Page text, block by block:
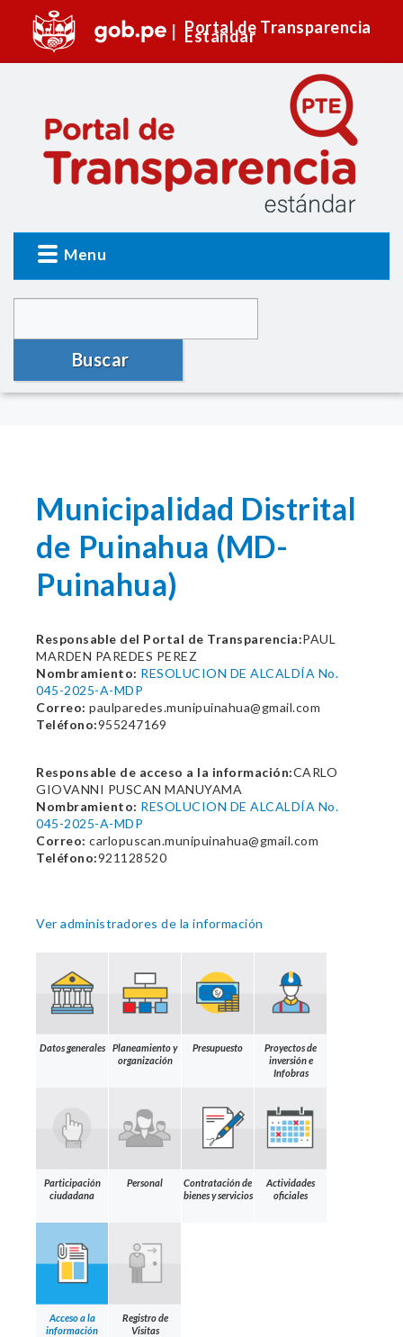
Portal de Transparencia
Estándar
Menu
Buscar
Municipalidad Distrital
de Puinahua (MD-
Puinahua)
Responsable del Portal de Transparencia:PAUL
MARDEN PAREDES PEREZ
Nombramiento: RESOLUCION DE ALCALDÍA No.
045-2025-A-MDP
Correo: paulparedes.munipuinahua@gmail.com
Teléfono:955247169
Responsable de acceso a la información:CARLO
GIOVANNI PUSCAN MANUYAMA
Nombramiento: RESOLUCION DE ALCALDÍA No.
045-2025-A-MDP
Correo: carlopuscan.munipuinahua@gmail.com
Teléfono:921128520
Ver administradores de la información
Datos generales
Planeamiento y
organización
Presupuesto
Proyectos de
inversión e
Infobras
Participación
ciudadana
Personal
Contratación de
bienes y servicios
Actividades
oficiales
Acceso a la
información
Registro de
Visitas